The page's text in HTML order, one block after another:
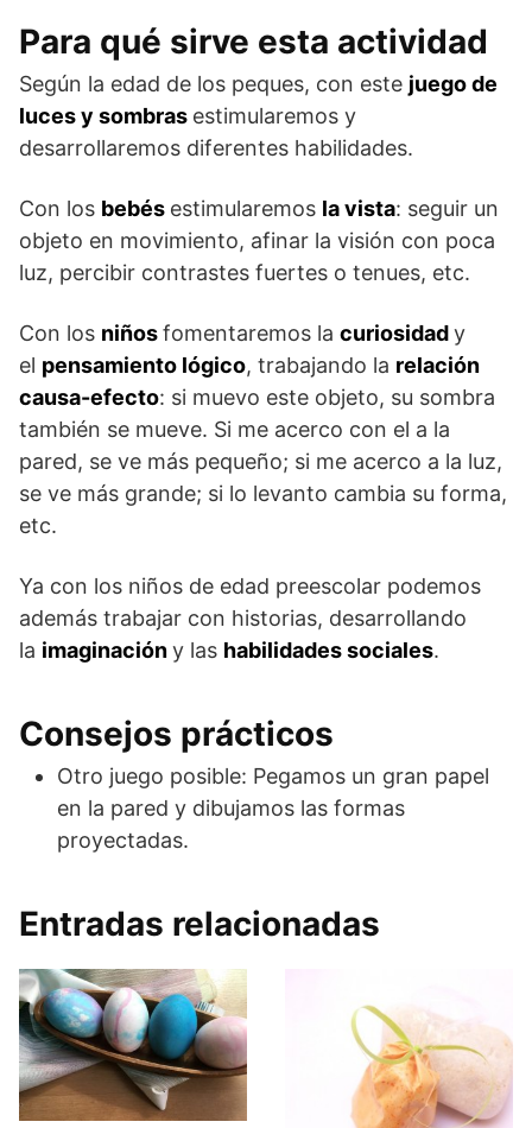
Para qué sirve esta actividad
Según la edad de los peques, con este juego de
luces y sombras estimularemos y
desarrollaremos diferentes habilidades.
Con los bebés estimularemos la vista: seguir un
objeto en movimiento, afinar la visión con poca
luz, percibir contrastes fuertes o tenues, etc.
Con los niñosfomentaremos la curiosidady
el pensamiento lógico, trabajando la relación
causa-efecto: si muevo este objeto, su sombra
también se mueve. Si me acerco con el a la
pared, se ve más pequeño; si me acerco a la luz,
se ve más grande; si lo levanto cambia su forma,
etc.
Ya con los niños de edad preescolar podemos
además trabajar con historias, desarrollando
la imaginacióny las habilidades sociales.
Consejos prácticos
Otro juego posible: Pegamos un gran papel
en la pared y dibujamos las formas
proyectadas.
Entradas relacionadas